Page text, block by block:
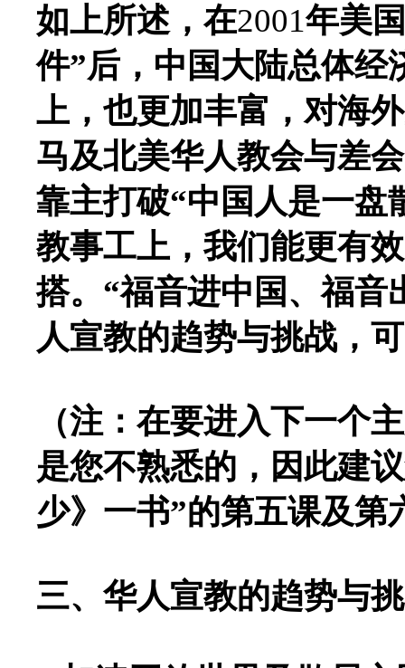
如上所述，在2001年美
件”后，中国大陆总体经
上，也更加丰富，对海
马及北美华人教会与差
靠主打破“中国人是一盘
教事工上，我们能更有
搭。“福音进中国、福音
人宣教的趋势与挑战，
（注：在要进入下一个
是您不熟悉的，因此建
少》一书”的第五课及第
三、华人宣教的趋势与